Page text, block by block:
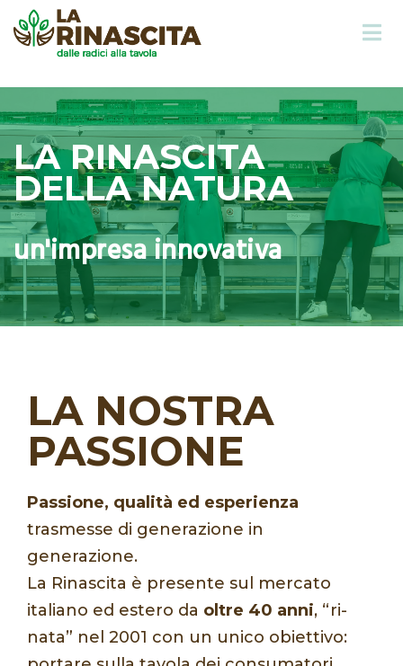
Azienda
LA RINASCITA
DELLA NATURA
sostenibile e responsabile
LA NOSTRA
PASSIONE
Passione, qualità ed esperienza
trasmesse di generazione in
generazione.
La Rinascita è presente sul mercato
italiano ed estero da oltre 40 anni, “ri-
nata” nel 2001 con un unico obiettivo: